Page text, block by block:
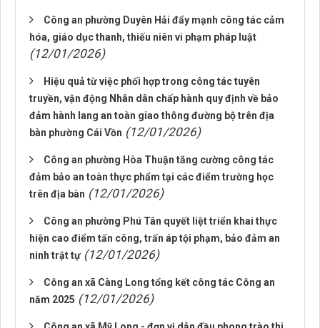
Công an phường Duyên Hải đẩy mạnh công tác cảm
hóa, giáo dục thanh, thiếu niên vi phạm pháp luật
(12/01/2026)
Hiệu quả từ việc phối hợp trong công tác tuyên
truyền, vận động Nhân dân chấp hành quy định về bảo
đảm hành lang an toàn giao thông đường bộ trên địa
bàn phường Cái Vồn (12/01/2026)
Công an phường Hòa Thuận tăng cường công tác
đảm bảo an toàn thực phẩm tại các điểm trường học
trên địa bàn (12/01/2026)
Công an phường Phú Tân quyết liệt triển khai thực
hiện cao điểm tấn công, trấn áp tội phạm, bảo đảm an
ninh trật tự (12/01/2026)
Công an xã Càng Long tổng kết công tác Công an
năm 2025 (12/01/2026)